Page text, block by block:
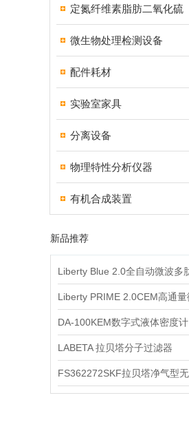
定氮纤维素脂肪二氧化硫
微生物处理检测设备
配件耗材
实验室家具
分离设备
物理特性分析仪器
有机合成装置
新品推荐
DA-100KEM数字式液体密度计
LABETA 拉贝塔分子过滤器